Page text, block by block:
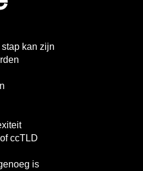
kan zijn
ccTLD
is